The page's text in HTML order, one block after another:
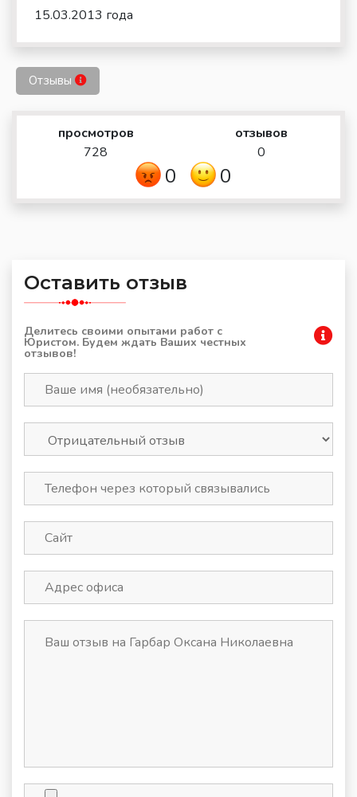
15.03.2013 года
Отзывы
просмотров
728
отзывов
0
0 0
Оставить отзыв
Делитесь своими опытами работ с
Юристом. Будем ждать Ваших честных
отзывов!